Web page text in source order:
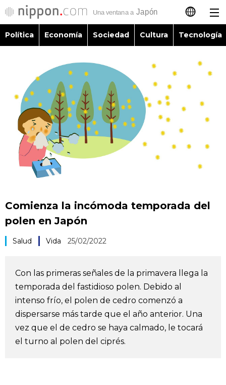
日本語
简体字
繁體字
Política
Economía
Sociedad
Tecnología
Vida
Guía de Japón
Vídeos e imágenes
En profundidad
Política Economía Sociedad Cultura Tecnología
Comienza la incómoda temporada del
polen en Japón
Salud Vida 25/02/2022
Con las primeras señales de la primavera llega la
temporada del fastidioso polen. Debido al
intenso frío, el polen de cedro comenzó a
dispersarse más tarde que el año anterior. Una
vez que el de cedro se haya calmado, le tocará
el turno al polen del ciprés.